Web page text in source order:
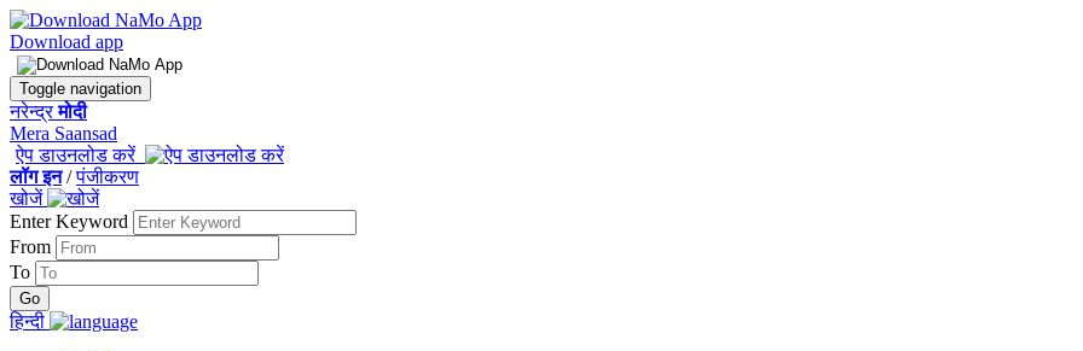
Download app
Toggle navigation
नरेन्द्रमोदी
Mera Saansad
ऐप डाउनलोड करें
लॉग इन/पंजीकरण
खोजें
Enter Keyword
From
To
हिन्दी